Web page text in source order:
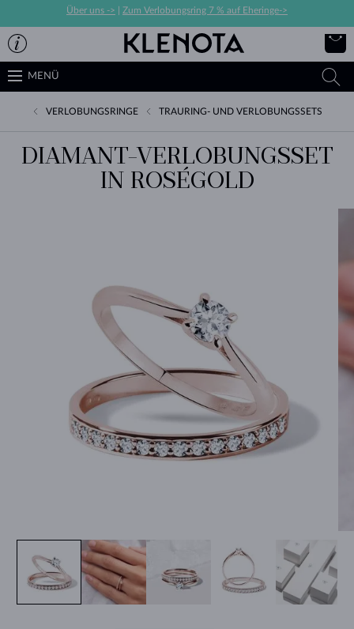
Über uns -> Zum Verlobungsring 7 % auf Eheringe->
MENÜ
VERLOBUNGSRINGE TRAURING- UND VERLOBUNGSSETS
DIAMANT-VERLOBUNGSSET
IN ROSÉGOLD